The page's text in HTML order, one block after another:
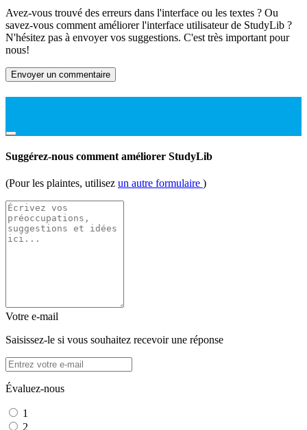
Avez-vous trouvé des erreurs dans l'interface ou les textes ? Ou
savez-vous comment améliorer l'interface utilisateur de StudyLib ?
N'hésitez pas à envoyer vos suggestions. C'est très important pour
nous!
Envoyer un commentaire
Suggérez-nous comment améliorer StudyLib
(Pour les plaintes, utilisez un autre formulaire )
Votre e-mail
Saisissez-le si vous souhaitez recevoir une réponse
Évaluez-nous
1
2